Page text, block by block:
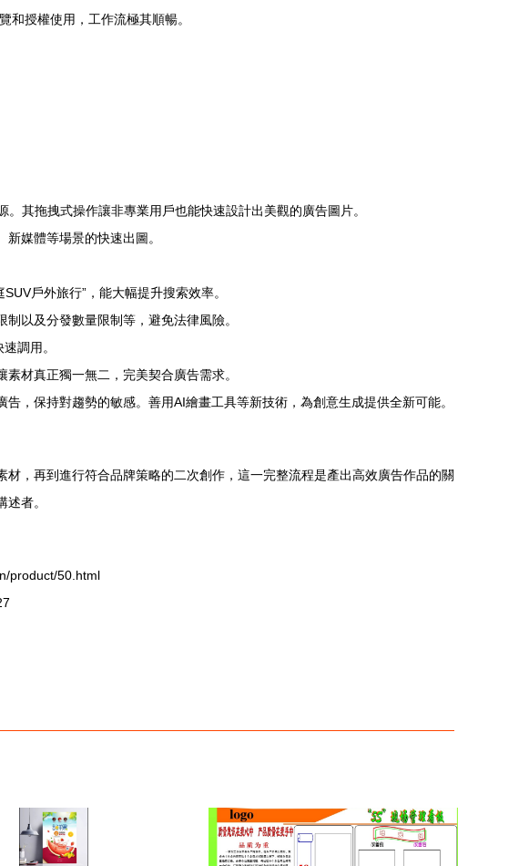
和授權使用，工作流極其順暢。
其拖拽式操作讓非專業用戶也能快速設計出美觀的廣告圖片。
媒體等場景的快速出圖。
戶外旅行”，能大幅提升搜索效率。
以及分發數量限制等，避免法律風險。
調用。
材真正獨一無二，完美契合廣告需求。
，保持對趨勢的敏感。善用AI繪畫工具等新技術，為創意生成提供全新可能。
，再到進行符合品牌策略的二次創作，這一完整流程是產出高效廣告作品的關
者。
product/50.html